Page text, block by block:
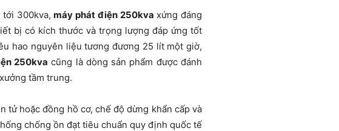
tới 300kva,máy phát điện 250kva xứng đáng
bị có kích thước và trọng lượng đáp ứng tốt
hao nguyên liệu tương đương 25 lít một giờ,
250kva cũng là dòng sản phẩm được đánh
tầm trung.
hoặc đồng hồ cơ, chế độ dừng khẩn cấp và
chống ồn đạt tiêu chuẩn quy định quốc tế